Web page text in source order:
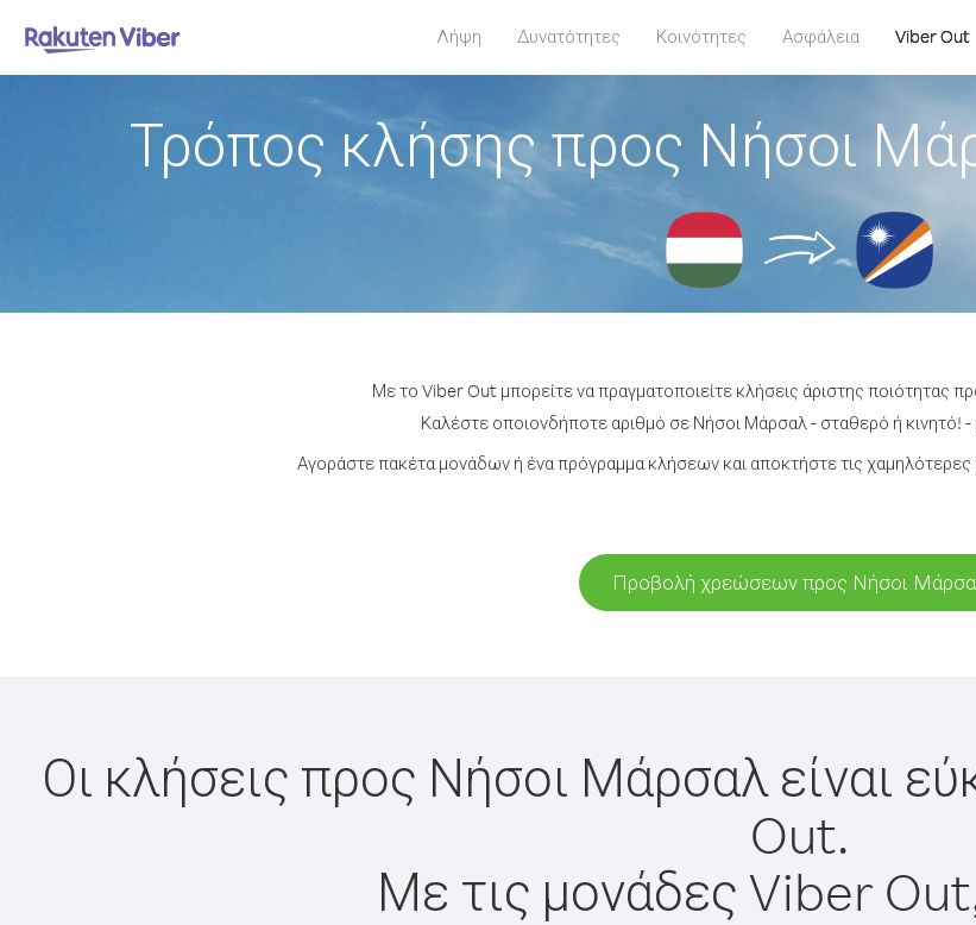
Λήψη Δυνατότητες Κοινότητες Ασφάλεια Viber Out
Τρόπος κλήσης προς Νήσοι
Με το Viber Out μπορείτε να πραγματοποιείτε κλήσεις άριστης ποιότητας
Καλέστε οποιονδήποτε αριθμό σε Νήσοι Μάρσαλ - σταθερό ή κινητό!
Αγοράστε πακέτα μονάδων ή ένα πρόγραμμα κλήσεων και αποκτήστε τις
Προβολή χρεώσεων προς Νήσοι
Οι κλήσεις προς Νήσοι Μάρσαλ είναι
Out.
Με τις μονάδες Viber